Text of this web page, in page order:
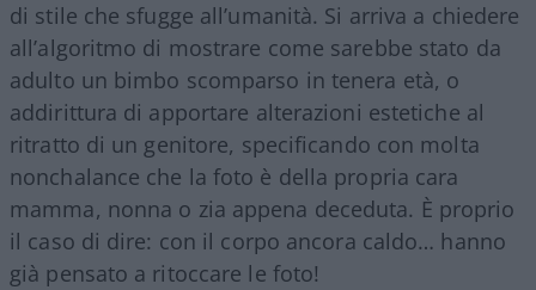
di stile che sfugge all’umanità. Si arriva a chiedere
all’algoritmo di mostrare come sarebbe stato da
adulto un bimbo scomparso in tenera età, o
addirittura di apportare alterazioni estetiche al
ritratto di un genitore, specificando con molta
nonchalance che la foto è della propria cara
mamma, nonna o zia appena deceduta. È proprio
il caso di dire: con il corpo ancora caldo… hanno
già pensato a ritoccare le foto!